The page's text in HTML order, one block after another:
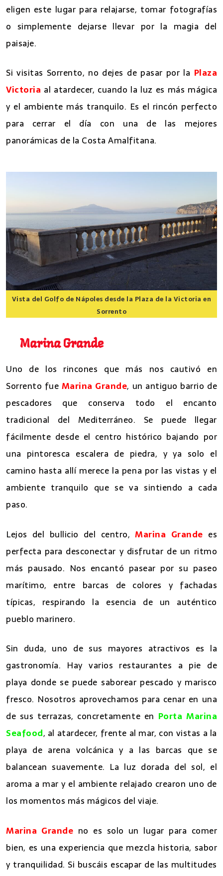
eligen este lugar para relajarse, tomar fotografías
o simplemente dejarse llevar por la magia del
paisaje.
Si visitas Sorrento, no dejes de pasar por la Plaza
Victoria al atardecer, cuando la luz es más mágica
y el ambiente más tranquilo. Es el rincón perfecto
para cerrar el día con una de las mejores
panorámicas de la Costa Amalfitana.
Vista del Golfo de Nápoles desde la Plaza de la Victoria en
Sorrento
Marina Grande
Uno de los rincones que más nos cautivó en
Sorrento fue Marina Grande, un antiguo barrio de
pescadores que conserva todo el encanto
tradicional del Mediterráneo. Se puede llegar
fácilmente desde el centro histórico bajando por
una pintoresca escalera de piedra, y ya solo el
camino hasta allí merece la pena por las vistas y el
ambiente tranquilo que se va sintiendo a cada
paso.
Lejos del bullicio del centro,Marina Grande es
perfecta para desconectar y disfrutar de un ritmo
más pausado. Nos encantó pasear por su paseo
marítimo, entre barcas de colores y fachadas
típicas, respirando la esencia de un auténtico
pueblo marinero.
Sin duda, uno de sus mayores atractivos es la
gastronomía. Hay varios restaurantes a pie de
playa donde se puede saborear pescado y marisco
fresco. Nosotros aprovechamos para cenar en una
de sus terrazas, concretamente en Porta Marina
Seafood, al atardecer, frente al mar, con vistas a la
playa de arena volcánica y a las barcas que se
balancean suavemente. La luz dorada del sol, el
aroma a mar y el ambiente relajado crearon uno de
los momentos más mágicos del viaje.
Marina Grande no es solo un lugar para comer
bien, es una experiencia que mezcla historia, sabor
y tranquilidad. Si buscáis escapar de las multitudes